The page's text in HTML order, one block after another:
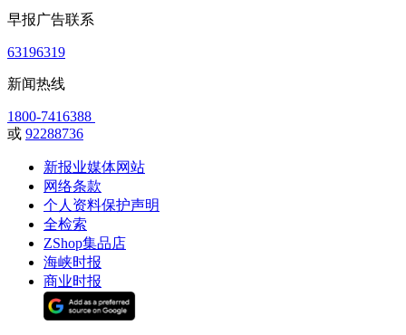
早报广告联系
63196319
新闻热线
1800-7416388
或 92288736
新报业媒体网站
网络条款
个人资料保护声明
全检索
ZShop集品店
海峡时报
商业时报